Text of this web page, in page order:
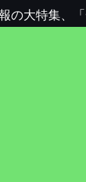
の大特集、